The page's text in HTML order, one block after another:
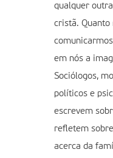
qualquer
cristã.
em nós a
Sociólogos,
políticos e
escrevem
refletem
acerca da